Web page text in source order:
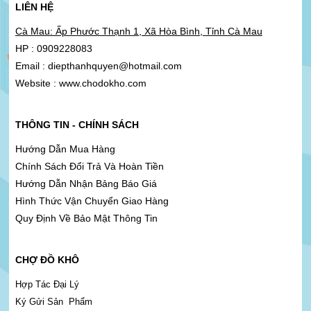
LIÊN HỆ
Cà Mau: Ấp Phước Thạnh 1, Xã Hòa Bình, Tỉnh Cà Mau
HP : 0909228083
Email : diepthanhquyen@hotmail.com
Website : www.chodokho.com
THÔNG TIN - CHÍNH SÁCH
Hướng Dẫn Mua Hàng
Chính Sách Đổi Trả Và Hoàn Tiền
Hướng Dẫn Nhận Bảng Báo Giá
Hình Thức Vận Chuyển Giao Hàng
Quy Định Về Bảo Mật Thông Tin
CHỢ ĐỒ KHÔ
Hợp Tác Đại Lý
Ký Gửi Sản Phẩm